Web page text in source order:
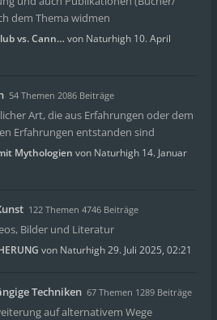
dem Thema widmen
vs. Cann… von Naturhigh 10. April
54 Themen 2086 Beiträge
Art, die aus Erfahrungen oder dem
Erfahrungen entstanden sind
Mythologien von Naturhigh 14. Januar
122 Themen 4746 Beiträge
Bilder und Literatur
von Naturhigh29. Juli 2025, 02:21
Techniken 67 Themen 1289 Beiträge
auf alternativem Wege